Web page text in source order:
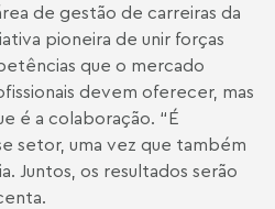
de gestão de carreiras da
pioneira de unir forças
que o mercado
devem oferecer, mas
é a colaboração. “É
setor, uma vez que também
Juntos, os resultados serão